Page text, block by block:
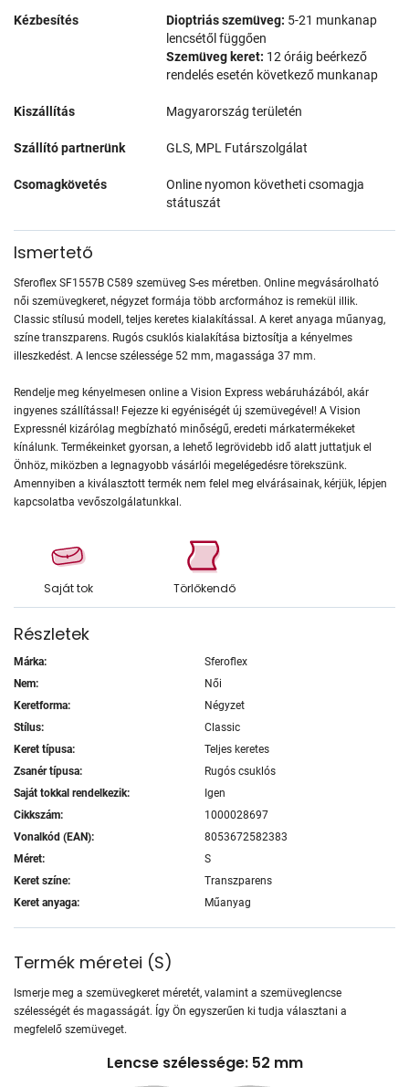
Kézbesítés Dioptriás szemüveg: 5-21 munkanap
lencsétől függően
Szemüveg keret: 12 óráig beérkező
rendelés esetén következő munkanap
Kiszállítás Magyarország területén
Szállító partnerünk GLS, MPL Futárszolgálat
Csomagkövetés
Online nyomon követheti csomagja
státuszát
Ismertető
Sferoflex SF1557B C589 szemüveg S-es méretben. Online megvásárolható
női szemüvegkeret, négyzet formája több arcformához is remekül illik.
Classic stílusú modell, teljes keretes kialakítással. A keret anyaga műanyag,
színe transzparens. Rugós csuklós kialakítása biztosítja a kényelmes
illeszkedést. A lencse szélessége 52 mm, magassága 37 mm.
Rendelje meg kényelmesen online a Vision Express webáruházából, akár
ingyenes szállítással! Fejezze ki egyéniségét új szemüvegével! A Vision
Expressnél kizárólag megbízható minőségű, eredeti márkatermékeket
kínálunk. Termékeinket gyorsan, a lehető legrövidebb idő alatt juttatjuk el
Önhöz, miközben a legnagyobb vásárlói megelégedésre törekszünk.
Amennyiben a kiválasztott termék nem felel meg elvárásainak, kérjük, lépjen
kapcsolatba vevőszolgálatunkkal.
Saját tok Törlőkendő
Részletek
Márka:
Sferoflex
Nem:
Női
Keretforma:
Négyzet
Stílus:
Classic
Keret típusa:
Teljes keretes
Zsanér típusa:
Rugós csuklós
Saját tokkal rendelkezik:
Igen
Cikkszám:
1000028697
Vonalkód (EAN):
8053672582383
Méret:
S
Keret színe:
Transzparens
Keret anyaga:
Műanyag
Termék méretei (S)
Ismerje meg a szemüvegkeret méretét, valamint a szemüveglencse
szélességét és magasságát. Így Ön egyszerűen ki tudja választani a
megfelelő szemüveget.
Lencse szélessége: 52 mm